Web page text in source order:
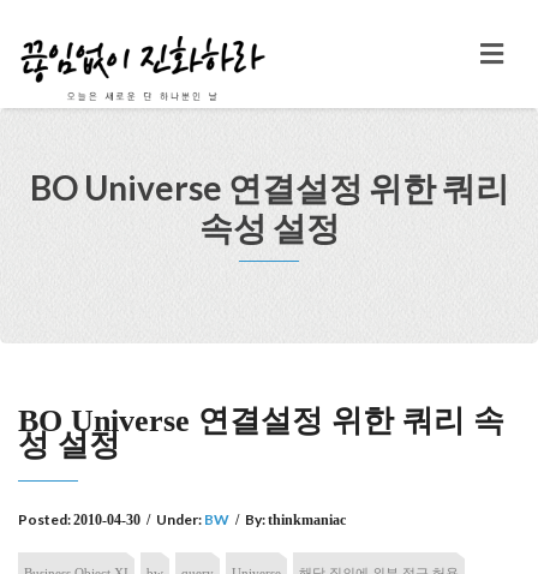
BO Universe 연결설정 위한 쿼리
속성 설정
BO Universe 연결설정 위한 쿼리 속
성 설정
Posted:2010-04-30 / Under: BW / By:thinkmaniac